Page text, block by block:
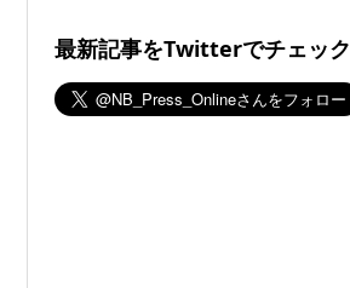
最新記事をTwitterでチェック